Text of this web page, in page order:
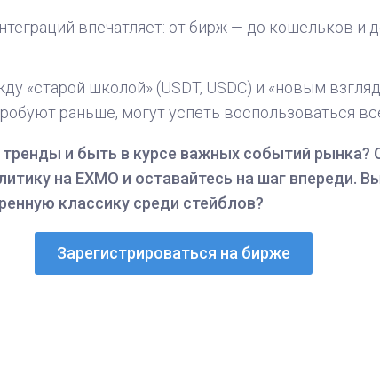
впечатляет: от бирж — до кошельков и
«старой школой» (USDT, USDC) и «новым
раньше, могут успеть воспользоваться
и быть в курсе важных событий рынка?
на EXMO и оставайтесь на шаг впереди.
классику среди стейблов?
Зарегистрироваться на бирже